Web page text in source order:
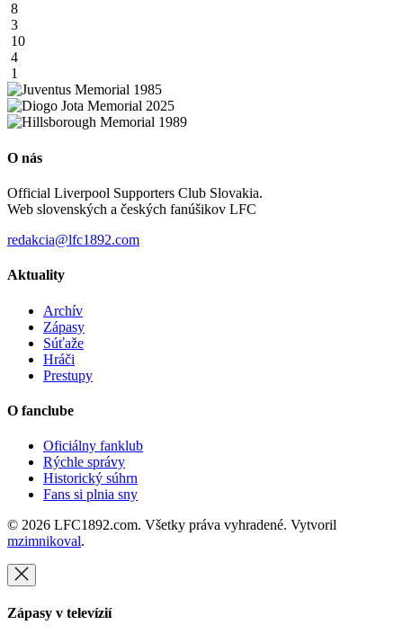
8
3
10
4
1
O nás
Official Liverpool Supporters Club Slovakia.
Web slovenských a českých fanúšikov LFC
redakcia@lfc1892.com
Aktuality
Archív
Zápasy
Súťaže
Hráči
Prestupy
O fanclube
Oficiálny fanklub
Rýchle správy
Historický súhrn
Fans si plnia sny
© 2026 LFC1892.com. Všetky práva vyhradené. Vytvoril
mzimnikoval.
Zápasy v televízií